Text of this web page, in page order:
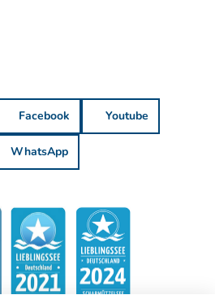
Facebook Youtube
WhatsApp